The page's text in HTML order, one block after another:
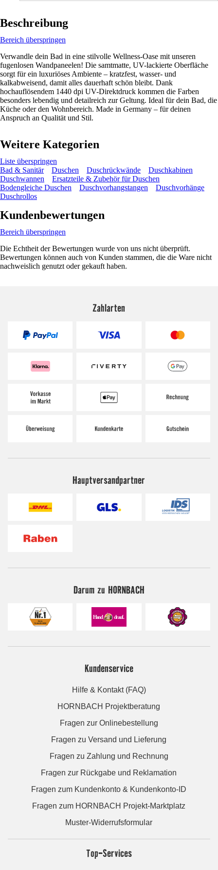
Beschreibung
Bereich überspringen
Verwandle dein Bad in eine stilvolle Wellness-Oase mit unseren
fugenlosen Wandpaneelen! Die samtmatte, UV-lackierte Oberfläche
sorgt für ein luxuriöses Ambiente – kratzfest, wasser- und
kalkabweisend, damit alles dauerhaft schön bleibt. Dank
hochauflösendem 1440 dpi UV-Direktdruck kommen die Farben
besonders lebendig und detailreich zur Geltung. Ideal für dein Bad, die
Küche oder den Wohnbereich. Made in Germany – für deinen
Anspruch an Qualität und Stil.
Weitere Kategorien
Liste überspringen
Bad & Sanitär
Duschen Duschrückwände
Duschkabinen
Duschwannen
Ersatzteile & Zubehör für Duschen
Bodengleiche Duschen
Duschvorhangstangen
Duschvorhänge
Duschrollos
Kundenbewertungen
Bereich überspringen
Die Echtheit der Bewertungen wurde von uns nicht überprüft.
Bewertungen können auch von Kunden stammen, die die Ware nicht
nachweislich genutzt oder gekauft haben.
Zahlarten
Hauptversandpartner
Darum zu HORNBACH
Kundenservice
Hilfe & Kontakt (FAQ)
HORNBACH Projektberatung
Fragen zur Onlinebestellung
Fragen zu Versand und Lieferung
Fragen zu Zahlung und Rechnung
Fragen zur Rückgabe und Reklamation
Fragen zum Kundenkonto & Kundenkonto-ID
Fragen zum HORNBACH Projekt-Marktplatz
Muster-Widerrufsformular
Top-Services